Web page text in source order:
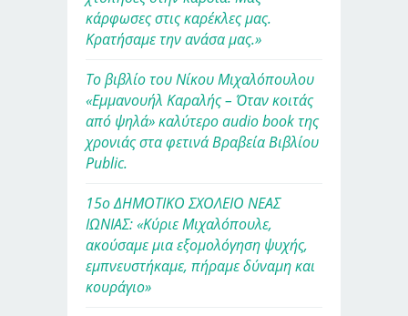
κάρφωσες στις καρέκλες μας.
Κρατήσαμε την ανάσα μας.»
Το βιβλίο του Νίκου Μιχαλόπουλου
«Εμμανουήλ Καραλής – Όταν κοιτάς
από ψηλά» καλύτερο audio book της
χρονιάς στα φετινά Βραβεία Βιβλίου
Public.
15ο ΔΗΜΟΤΙΚΟ ΣΧΟΛΕΙΟ ΝΕΑΣ
ΙΩΝΙΑΣ: «Κύριε Μιχαλόπουλε,
ακούσαμε μια εξομολόγηση ψυχής,
εμπνευστήκαμε, πήραμε δύναμη και
κουράγιο»